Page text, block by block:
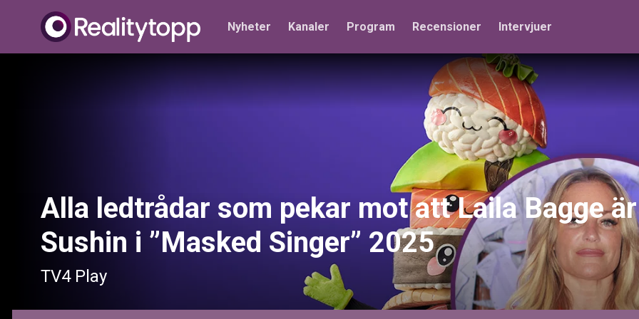
Nyheter Kanaler Program Recensioner Intervjuer
Alla ledtrådar som pekar mot att Laila Bagge är
Sushin i ”Masked Singer” 2025
TV4 Play